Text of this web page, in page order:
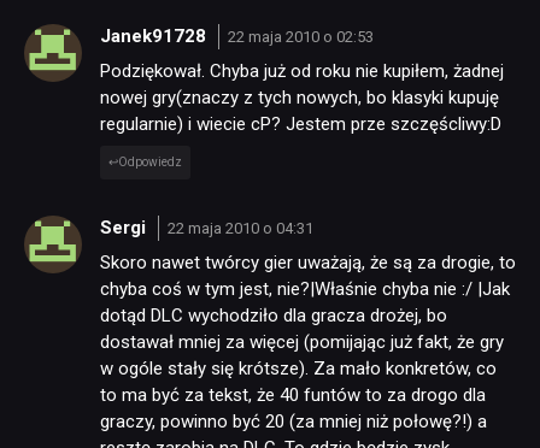
Janek91728 22 maja 2010 o 02:53
Podziękował. Chyba już od roku nie kupiłem, żadnej
nowej gry(znaczy z tych nowych, bo klasyki kupuję
regularnie) i wiecie cP? Jestem prze szczęścliwy:D
Odpowiedz
Sergi 22 maja 2010 o 04:31
Skoro nawet twórcy gier uważają, że są za drogie, to
chyba coś w tym jest, nie?|Właśnie chyba nie :/ |Jak
dotąd DLC wychodziło dla gracza drożej, bo
dostawał mniej za więcej (pomijając już fakt, że gry
w ogóle stały się krótsze). Za mało konkretów, co
to ma być za tekst, że 40 funtów to za drogo dla
graczy, powinno być 20 (za mniej niż połowę?!) a